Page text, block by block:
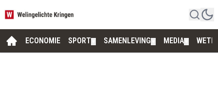
ECONOMIE SPORT SAMENLEVING MEDIA